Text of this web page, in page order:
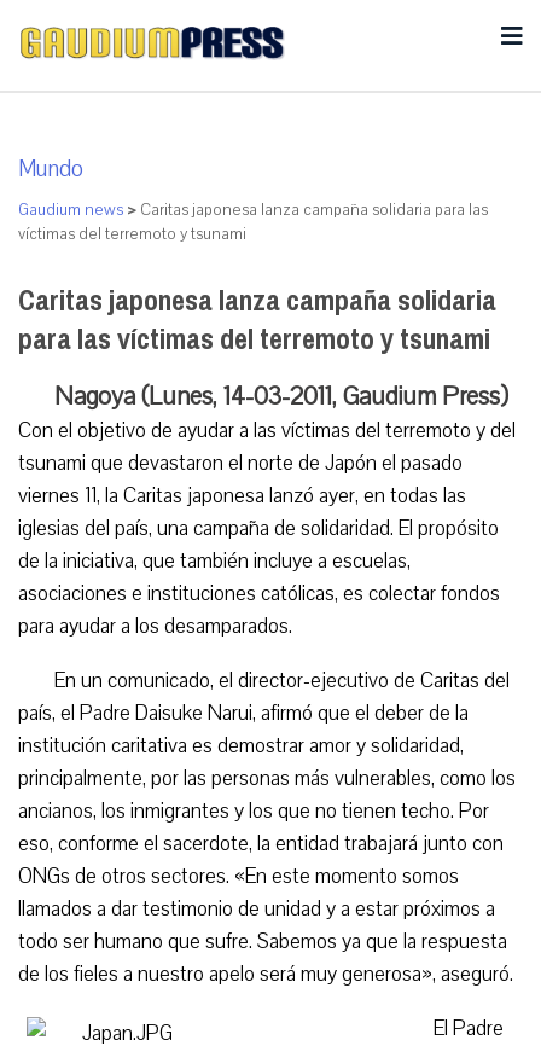
Mundo
Gaudium news > Caritas japonesa lanza campaña solidaria para las
víctimas del terremoto y tsunami
Caritas japonesa lanza campaña solidaria
para las víctimas del terremoto y tsunami
Nagoya (Lunes, 14-03-2011, Gaudium Press)
Con el objetivo de ayudar a las víctimas del terremoto y del
tsunami que devastaron el norte de Japón el pasado
viernes 11, la Caritas japonesa lanzó ayer, en todas las
iglesias del país, una campaña de solidaridad. El propósito
de la iniciativa, que también incluye a escuelas,
asociaciones e instituciones católicas, es colectar fondos
para ayudar a los desamparados.
En un comunicado, el director-ejecutivo de Caritas del
país, el Padre Daisuke Narui, afirmó que el deber de la
institución caritativa es demostrar amor y solidaridad,
principalmente, por las personas más vulnerables, como los
ancianos, los inmigrantes y los que no tienen techo. Por
eso, conforme el sacerdote, la entidad trabajará junto con
ONGs de otros sectores. «En este momento somos
llamados a dar testimonio de unidad y a estar próximos a
todo ser humano que sufre. Sabemos ya que la respuesta
de los fieles a nuestro apelo será muy generosa», aseguró.
El Padre